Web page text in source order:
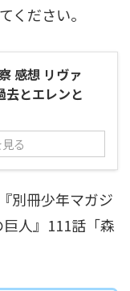
ください。
感想 リヴァ
去とエレンと
る
別冊少年マガジ
人』111話「森